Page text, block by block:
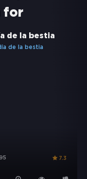
for
de la bestia
7.3